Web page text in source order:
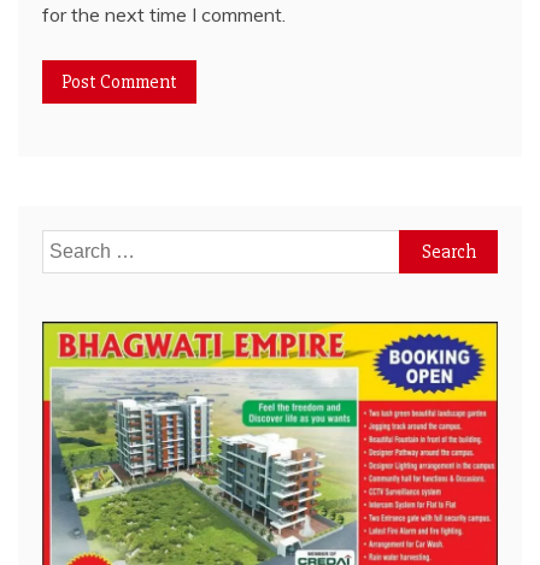
for the next time I comment.
Search
for: